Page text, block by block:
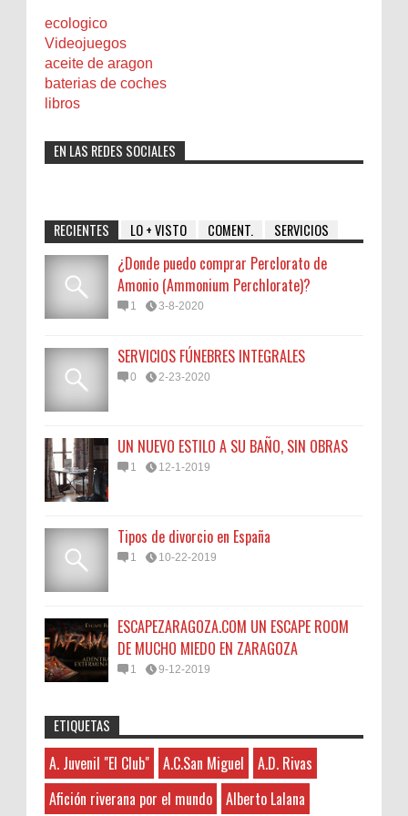
ecologico
Videojuegos
aceite de aragon
baterias de coches
libros
EN LAS REDES SOCIALES
RECIENTES LO + VISTO COMENT. SERVICIOS
¿Donde puedo comprar Perclorato de
Amonio (Ammonium Perchlorate)?
1 3-8-2020
SERVICIOS FÚNEBRES INTEGRALES
0 2-23-2020
UN NUEVO ESTILO A SU BAÑO, SIN OBRAS
1 12-1-2019
Tipos de divorcio en España
1 10-22-2019
ESCAPEZARAGOZA.COM UN ESCAPE ROOM
DE MUCHO MIEDO EN ZARAGOZA
1 9-12-2019
Sorteamos un Lomo Ibérico de Bellota de
Monsalud-Brumale S.L.
El Premio Un lomo ibérico de bellota
Anonymous:
3-7-2026
Hayat boyunca kendimizi geliştirmek
ve yeni bilgiler edinmek için çeşitli kaynaklara
45N
A. Juvenil "El Club"
A.C.San Miguel
A.D. Rivas
ETIQUETAS
A. Juvenil "El Club" A.C.San Miguel
A.D. Rivas
Afición riverana por el mundo
Alberto Lalana